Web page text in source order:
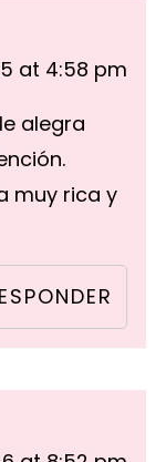
at 4:58 pm
alegra
muy rica y